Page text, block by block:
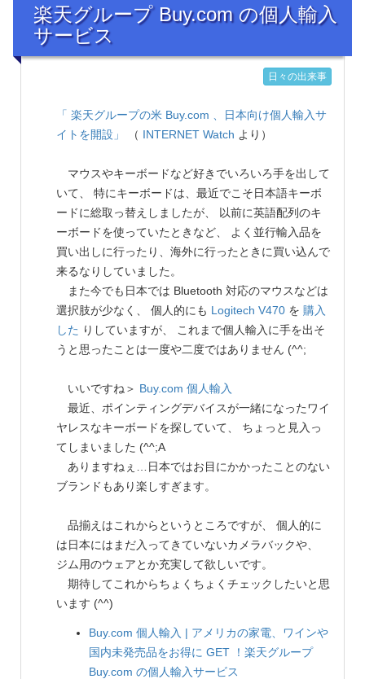
楽天グループ Buy.com の個人輸入
サービス
日々の出来事
「 楽天グループの米 Buy.com 、日本向け個人輸入サ
イトを開設」
（ INTERNET Watch より）
マウスやキーボードなど好きでいろいろ手を出して
いて、 特にキーボードは、最近でこそ日本語キーボ
ードに総取っ替えしましたが、 以前に英語配列のキ
ーボードを使っていたときなど、 よく並行輸入品を
買い出しに行ったり、海外に行ったときに買い込んで
来るなりしていました。
また今でも日本では Bluetooth 対応のマウスなどは
選択肢が少なく、 個人的にも Logitech V470 を 購入
した りしていますが、 これまで個人輸入に手を出そ
うと思ったことは一度や二度ではありません (^^;
いいですね＞ Buy.com 個人輸入
最近、ポインティングデバイスが一緒になったワイ
ヤレスなキーボードを探していて、 ちょっと見入っ
てしまいました (^^;A
ありますねぇ…日本ではお目にかかったことのない
ブランドもあり楽しすぎます。
品揃えはこれからというところですが、 個人的に
は日本にはまだ入ってきていないカメラバックや、
ジム用のウェアとか充実して欲しいです。
期待してこれからちょくちょくチェックしたいと思
います (^^)
Buy.com 個人輸入 | アメリカの家電、ワインや
国内未発売品をお得に GET ！楽天グループ
Buy.com の個人輸入サービス